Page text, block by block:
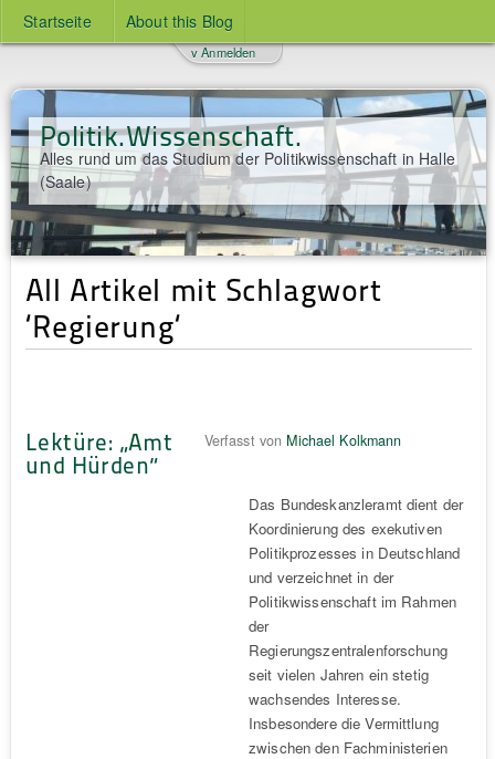
Startseite About this Blog
Politik.Wissenschaft.
Alles rund um das Studium der Politikwissenschaft in Halle
(Saale)
v Anmelden
All Artikel mit Schlagwort
‘Regierung‘
Lektüre: „Amt
und Hürden“
Verfasst von Michael Kolkmann
Das Bundeskanzleramt dient der
Koordinierung des exekutiven
Politikprozesses in Deutschland
und verzeichnet in der
Politikwissenschaft im Rahmen
der
Regierungszentralenforschung
seit vielen Jahren ein stetig
wachsendes Interesse.
Insbesondere die Vermittlung
zwischen den Fachministerien